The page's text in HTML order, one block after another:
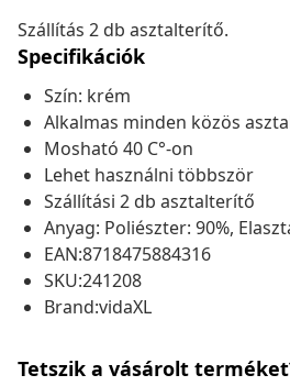
Szállítás 2 db asztalterítő.
Specifikációk
Szín: krém
Alkalmas minden közös
Mosható 40 C°-on
Lehet használni többször
Szállítási 2 db asztalterítő
Anyag: Poliészter: 90%,
EAN:8718475884316
SKU:241208
Brand:vidaXL
Tetszik a vásárolt